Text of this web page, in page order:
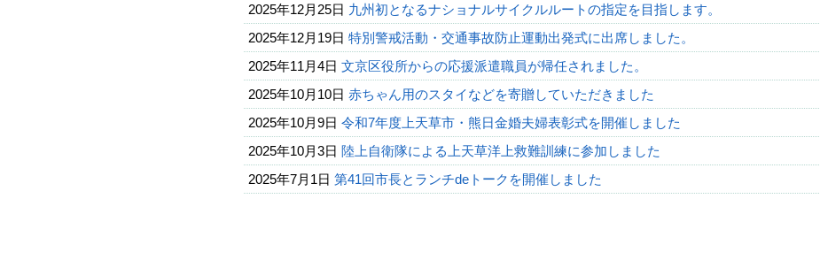
2025年12月25日 九州初となるナショナルサイクルルートの指定を目指します。
2025年12月19日 特別警戒活動・交通事故防止運動出発式に出席しました。
2025年11月4日 文京区役所からの応援派遣職員が帰任されました。
2025年10月10日 赤ちゃん用のスタイなどを寄贈していただきました
2025年10月9日 令和7年度上天草市・熊日金婚夫婦表彰式を開催しました
2025年10月3日 陸上自衛隊による上天草洋上救難訓練に参加しました
2025年7月1日 第41回市長とランチdeトークを開催しました